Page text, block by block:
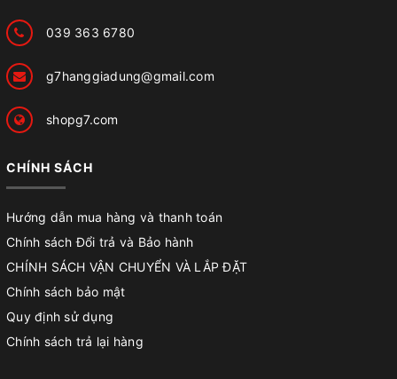
039 363 6780
g7hanggiadung@gmail.com
shopg7.com
CHÍNH SÁCH
Hướng dẫn mua hàng và thanh toán
Chính sách Đổi trả và Bảo hành
CHÍNH SÁCH VẬN CHUYỂN VÀ LẮP ĐẶT
Chính sách bảo mật
Quy định sử dụng
Chính sách trả lại hàng